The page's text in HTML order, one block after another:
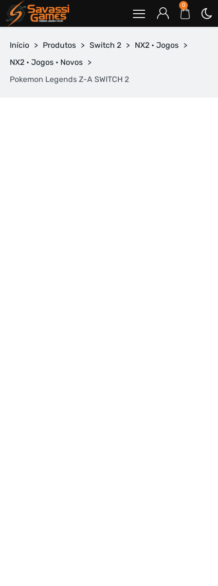
0
Início > Produtos > Switch 2 > NX2 • Jogos >
NX2 • Jogos • Novos >
Pokemon Legends Z-A SWITCH 2